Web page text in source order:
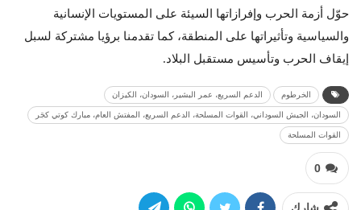
حوّل أزمة الحرب وإفرازاتها السيئة على المستويات الإنسانية
والسياسية وتأثيراتها على المنطقة، كما تقدمنا برؤيا مشتركة لسبل
إيقاف الحرب وتأسيس مستقبل البلاد.
الخرطوم الدعم السريع، عمر البشير، السودان، الكيزان
السودان، الجيش السوداني، القوات المسلحة، الدعم السريع، المفتش العام، مبارك كوتي كجَر
القوات المسلحة
0